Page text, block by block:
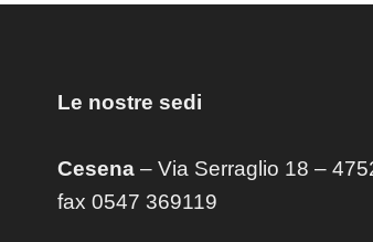
Le nostre sedi
Cesena– Via Serraglio 18 –
fax 0547 369119